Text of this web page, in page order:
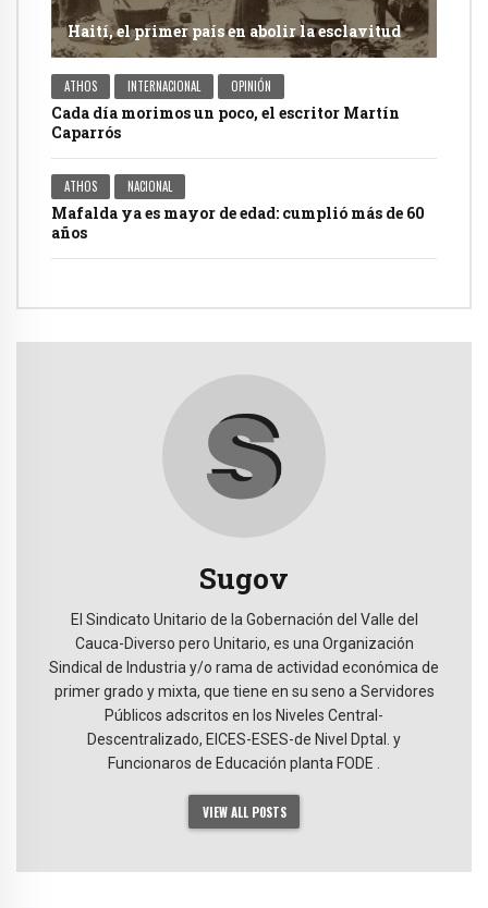
Haití, el primer país en abolir la esclavitud
ATHOS INTERNACIONAL OPINIÓN
Cada día morimos un poco, el escritor Martín
Caparrós
ATHOS NACIONAL
Mafalda ya es mayor de edad: cumplió más de 60
años
Sugov
El Sindicato Unitario de la Gobernación del Valle del
Cauca-Diverso pero Unitario, es una Organización
Sindical de Industria y/o rama de actividad económica de
primer grado y mixta, que tiene en su seno a Servidores
Públicos adscritos en los Niveles Central-
Descentralizado, EICES-ESES-de Nivel Dptal. y
Funcionaros de Educación planta FODE .
VIEW ALL POSTS